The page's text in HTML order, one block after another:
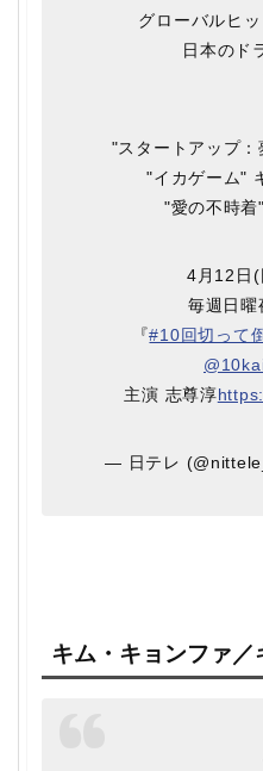
グローバルヒ
日本のド
"スタートアップ
"イカゲーム"
"愛の不時着
️4月12日(
毎週日
『#10回切って
主演 志尊淳
— 日テレ
キム・キョンファ／